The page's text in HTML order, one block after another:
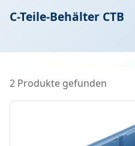
C-Teile-Behälter CTB
2 Produkte gefunden